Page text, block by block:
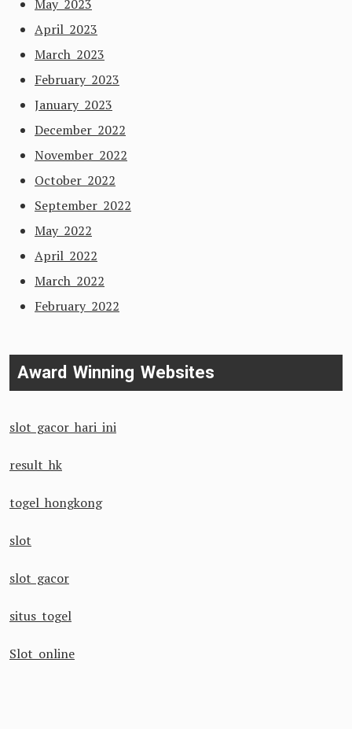
May 2023
April 2023
March 2023
February 2023
January 2023
December 2022
November 2022
October 2022
September 2022
May 2022
April 2022
March 2022
February 2022
Award Winning Websites
slot gacor hari ini
result hk
togel hongkong
slot
slot gacor
situs togel
Slot online